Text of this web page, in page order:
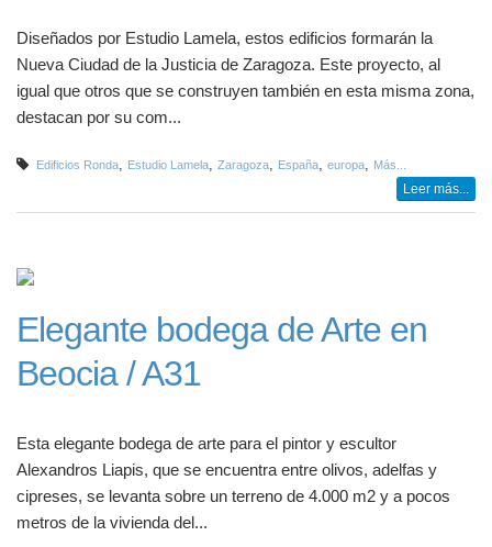
Diseñados por Estudio Lamela, estos edificios formarán la
Nueva Ciudad de la Justicia de Zaragoza. Este proyecto, al
igual que otros que se construyen también en esta misma zona,
destacan por su com...
Edificios Ronda Estudio Lamela Zaragoza España europa Más...
Leer más...
Elegante bodega de Arte en
Beocia / A31
Esta elegante bodega de arte para el pintor y escultor
Alexandros Liapis, que se encuentra entre olivos, adelfas y
cipreses, se levanta sobre un terreno de 4.000 m2 y a pocos
metros de la vivienda del...